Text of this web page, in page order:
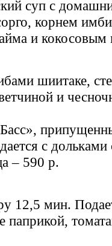
суп с
корнем
и
шиитаке,
и
с дольками
– 590 р.
12,5 мин.
паприкой,